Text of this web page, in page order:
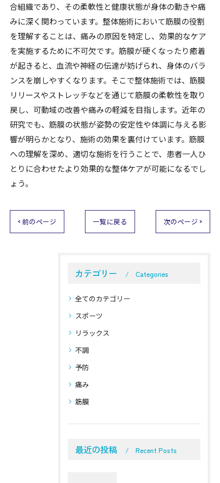
合組織であり、その柔軟性と健康状態が身体の動きや痛
みに深く関わっています。整体施術において筋膜の役割
を理解することは、痛みの原因を特定し、効果的なケア
を実施するために不可欠です。筋膜が硬くなったり癒着
が起きると、血流や神経の伝達が妨げられ、身体のバラ
ンスを崩しやすくなります。そこで整体施術では、筋膜
リリースやストレッチなどを通じて筋膜の柔軟性を取り
戻し、可動域の改善や痛みの軽減を目指します。近年の
研究でも、筋膜の状態が姿勢の安定性や体調に与える影
響が明らかとなり、施術の効果を裏付けています。筋膜
への理解を深め、適切な施術を行うことで、患者一人ひ
とりに合わせたより効果的な整体ケアが可能になるでし
ょう。
< 前のページ 一覧に戻る 次のページ >
カテゴリー Categories
全てのカテゴリー
スポーツ
リラックス
不調
予防
痛み
筋膜
最近の投稿 Recent Posts